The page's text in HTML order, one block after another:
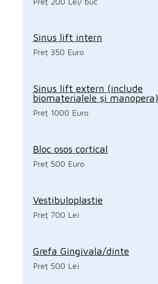
Sinus lift intern
Preț 350 Euro
Sinus lift extern (include
biomaterialele și manopera)
Preț 1000 Euro
Bloc osos cortical
Preț 500 Euro
Vestibuloplastie
Preț 700 Lei
Grefa Gingivala/dinte
Preț 500 Lei